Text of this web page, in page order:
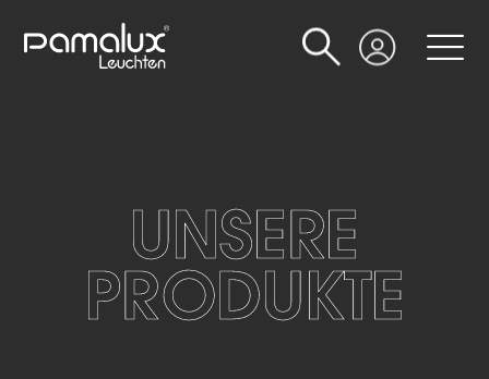
Login
Suche
UNSERE
PRODUKTE